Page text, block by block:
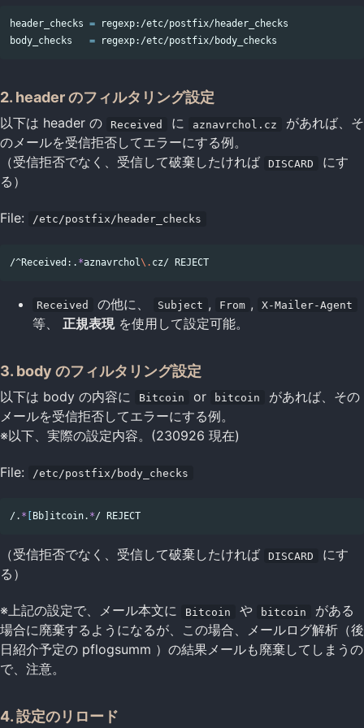
header_checks = regexp:/etc/postfix/header_checks
body_checks =
2. header のフィルタリング設定
以下は header の Received に aznavrchol.cz
があれば、そ
のメールを受信拒否してエラーにする例。
（受信拒否でなく、受信して破棄したければ
DISCARD
にす
る）
File: /etc/postfix/header_checks
/^Received:. *aznavrchol \.
Received の他に、 Subject , From , X-Mailer-Agent
等、 正規表現を使用して設定可能。
3. body のフィルタリング設定
以下は body の内容に Bitcoin or bitcoin
があれば、その
メールを受信拒否してエラーにする例。
※以下、実際の設定内容。(230926 現在)
File: /etc/postfix/body_checks
/. * Bb]itcoin. *
（受信拒否でなく、受信して破棄したければ DISCARD
にす
る）
※上記の設定で、メール本文に Bitcoin や bitcoin
がある
場合に廃棄するようになるが、この場合、メールログ解析（後
日紹介予定の pflogsumm ）の結果メールも廃棄してしまうの
で、注意。
4. 設定のリロード